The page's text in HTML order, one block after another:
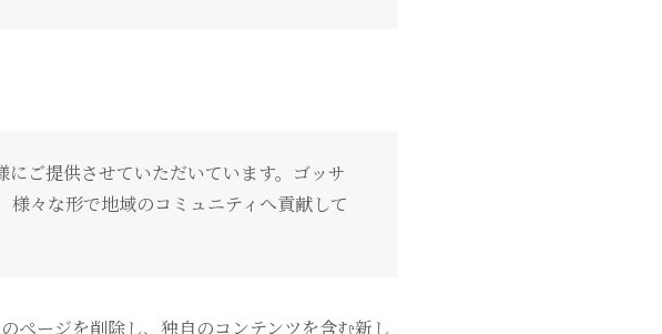
ご提供させていただいています。ゴッサ
々な形で地域のコミュニティへ貢献して
ページを削除し、独自のコンテンツを含む新し